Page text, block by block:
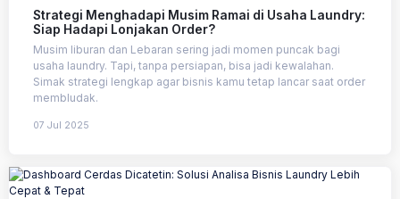
Strategi Menghadapi Musim Ramai di Usaha Laundry:
Siap Hadapi Lonjakan Order?
Musim liburan dan Lebaran sering jadi momen puncak bagi
usaha laundry. Tapi, tanpa persiapan, bisa jadi kewalahan.
Simak strategi lengkap agar bisnis kamu tetap lancar saat order
membludak.
07 Jul 2025